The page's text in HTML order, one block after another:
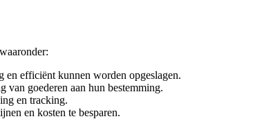
efficiënt kunnen worden opgeslagen.
goederen aan hun bestemming.
en tracking.
en kosten te besparen.